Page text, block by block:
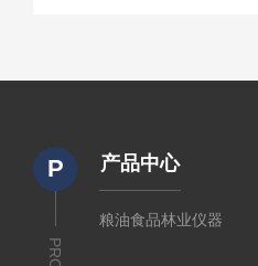
P 产品中心
粮油食品林业仪器